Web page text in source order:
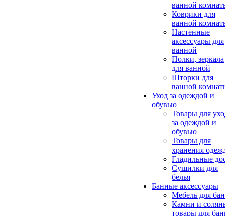
ванной
Коврики для
ванной
Настенные
аксессуары для
ванной
Полки, зеркала
для ванной
Шторки для
ванной
Уход за одеждой и
обувью
Товары для
за одеждой и
обувью
Товары для
хранения
Гладильные
Сушилки для
белья
Банные аксессуары
Мебель для
Камни и
товары для